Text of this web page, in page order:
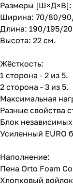
Размеры [Ш×Д×В]:
Ширина: 70/80/
Длина: 190/195/
Высота: 22 см.
Жёсткость:
1 сторона - 2 из 5.
2 сторона - 3 из 5.
Максимальная
Разные свойства
Блок
Усиленный EURO
Наполнение:
Пена Orto Foam
Хлопковый